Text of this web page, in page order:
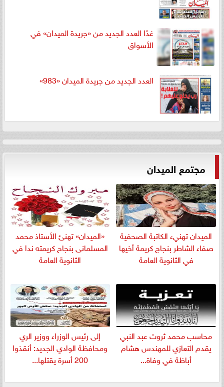
غدًا العدد الجديد من «جريدة الميدان» في
الأسواق
العدد الجديد من جريدة الميدان «983»
مجتمع الميدان
الميدان تهنيء الكاتبة الصحفية
صفاء الشاطر بنجاج كريمة أخيها
في الثانوية العامة
«الميدان» تهنئ الأستاذ محمد
المسلمانى بنجاح كريمته ندا في
الثانوية العامة
​محاسب محمد ثروت عبد النبي
يقدم التعازي للمهندس هشام
أباظة في وفاة...
إلى رئيس الوزراء ووزير الري
ومحافظة الوادي الجديد: أنقذوا
200 أسرة يقتلها...